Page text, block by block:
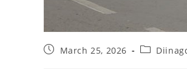
March 25, 2026